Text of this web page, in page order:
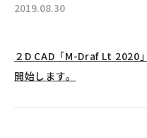
2019.08.30
２D CAD「M-Draf Lt 2020
開始します。